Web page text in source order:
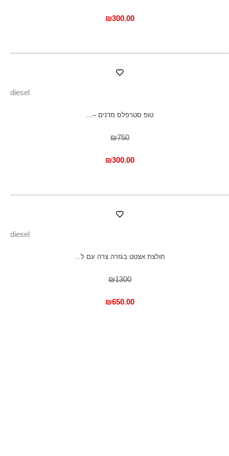
₪300.00
diesel
טופ סטרפלס מדנים –...
₪750
₪300.00
diesel
חולצת אצטט בגזרה צרה עם ל...
₪1300
₪650.00